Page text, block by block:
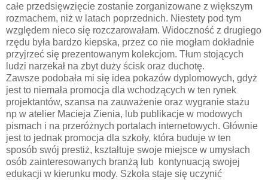
całe przedsięwzięcie zostanie zorganizowane z większym
rozmachem, niż w latach poprzednich. Niestety pod tym
względem nieco się rozczarowałam. Widoczność z drugiego
rzędu była bardzo kiepska, przez co nie mogłam dokładnie
przyjrzeć się prezentowanym kolekcjom. Tłum stojących
ludzi narzekał na zbyt duży ścisk oraz duchotę.
Zawsze podobała mi się idea pokazów dyplomowych, gdyż
jest to niemała promocja dla wchodzących w ten rynek
projektantów, szansa na zauważenie oraz wygranie stażu
np w atelier Macieja Zienia, lub publikacje w modowych
pismach i na przeróżnych portalach internetowych. Głównie
jest to jednak promocja dla szkoły, która buduje w ten
sposób swój prestiż, kształtuje swoje miejsce w umysłach
osób zainteresowanych branżą lub kontynuacją swojej
edukacji w kierunku mody. Szkoła staje się uczynić